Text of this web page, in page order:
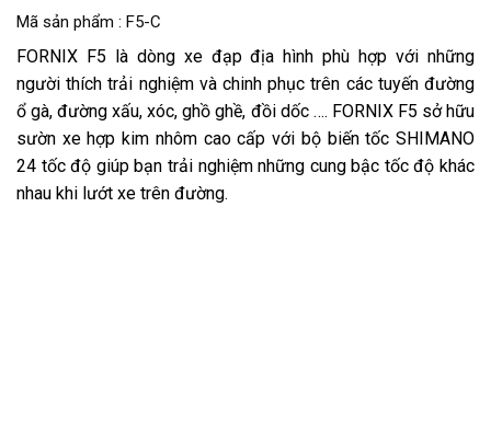
Mã sản phẩm : F5-C
FORNIX F5 là dòng xe đạp địa hình phù hợp với những
người thích trải nghiệm và chinh phục trên các tuyến đường
ổ gà, đường xấu, xóc, ghồ ghề, đồi dốc …. FORNIX F5 sở hữu
sườn xe hợp kim nhôm cao cấp với bộ biến tốc SHIMANO
24 tốc độ giúp bạn trải nghiệm những cung bậc tốc độ khác
nhau khi lướt xe trên đường.